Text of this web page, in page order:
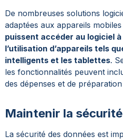
De nombreuses solutions
adaptées aux appareils
puissent accéder au logiciel
l’utilisation d’appareils tels
intelligents et les tablettes.
les fonctionnalités peuvent
des dépenses et de
Maintenir la
La sécurité des données est